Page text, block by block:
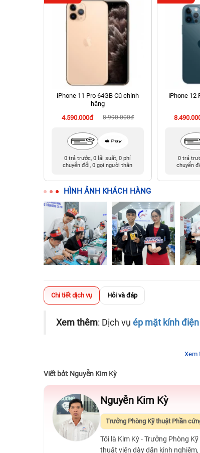
iPhone 11 Pro 64GB Cũ chính
hãng
4.590.000đ
8.990.000đ
0 trả trước, 0 lãi suất, 0 phí
chuyển đổi, 0 gọi người thân
iPhone 12
0 trả
chuyển
HÌNH ẢNH KHÁCH HÀNG
Chi tiết dịch vụ Hỏi và đáp
Xem thêm: Dịch vụ ép mặt kính
Xem
Viết bởi: Nguyễn Kim Kỳ
Nguyễn Kim Kỳ
Trưởng Phòng Kỹ thuật Phần
Tôi là Kim Kỳ - Trưởng Phòng
thuật viên dày dặn kinh